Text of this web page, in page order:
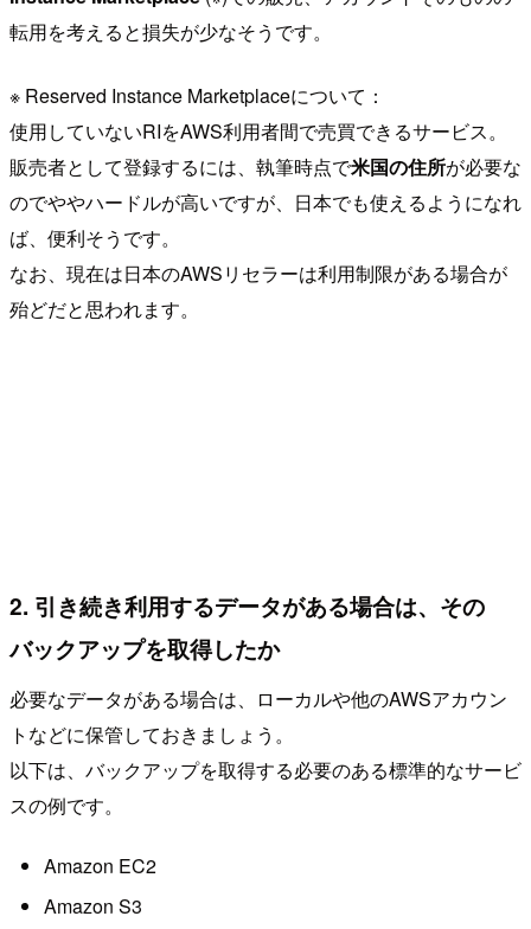
転用を考えると損失が少なそうです。
※ Reserved Instance Marketplaceについて：
使用していないRIをAWS利用者間で売買できるサービス。
販売者として登録するには、執筆時点で米国の住所が必要な
のでややハードルが高いですが、日本でも使えるようになれ
ば、便利そうです。
なお、現在は日本のAWSリセラーは利用制限がある場合が
殆どだと思われます。
2. 引き続き利用するデータがある場合は、その
バックアップを取得したか
必要なデータがある場合は、ローカルや他のAWSアカウン
トなどに保管しておきましょう。
以下は、バックアップを取得する必要のある標準的なサービ
スの例です。
Amazon EC2
Amazon S3